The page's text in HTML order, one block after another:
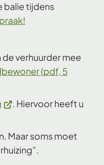
balie tijdens
verhuurder mee
(pdf, 5
(Verwijst
een
externe
website)
. Hiervoor heeft u
Maar soms moet